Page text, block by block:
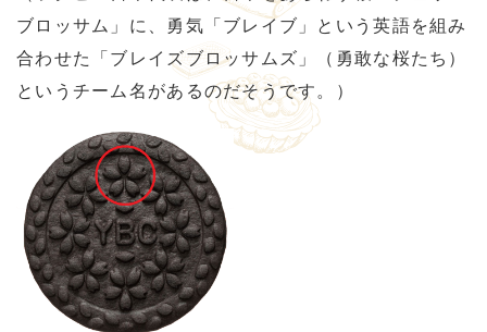
ブロッサム」に、勇気「ブレイブ」という英語を組み
合わせた「ブレイズブロッサムズ」（勇敢な桜たち）
というチーム名があるのだそうです。）